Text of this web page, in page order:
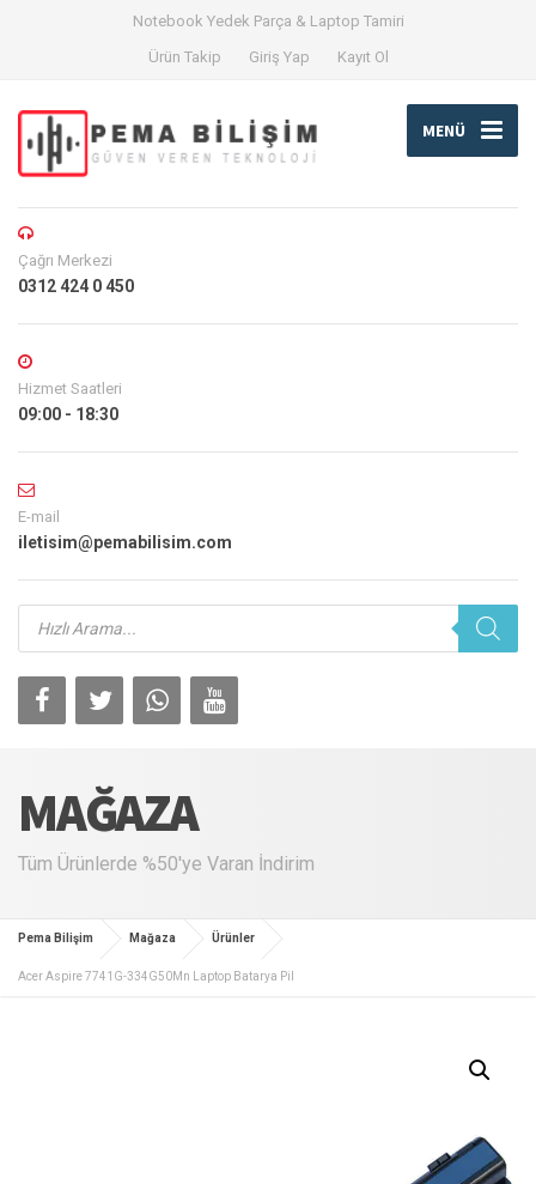
Notebook Yedek Parça & Laptop Tamiri
Ürün Takip
Giriş Yap Kayıt Ol
MENÜ
Çağrı Merkezi
0312 424 0 450
Hizmet Saatleri
09:00 - 18:30
E-mail
iletisim@pemabilisim.com
Products
search
MAĞAZA
Tüm Ürünlerde %50'ye Varan İndirim
Pema Bilişim Mağaza Ürünler
Acer Aspire 7741G-334G50Mn Laptop Batarya Pil